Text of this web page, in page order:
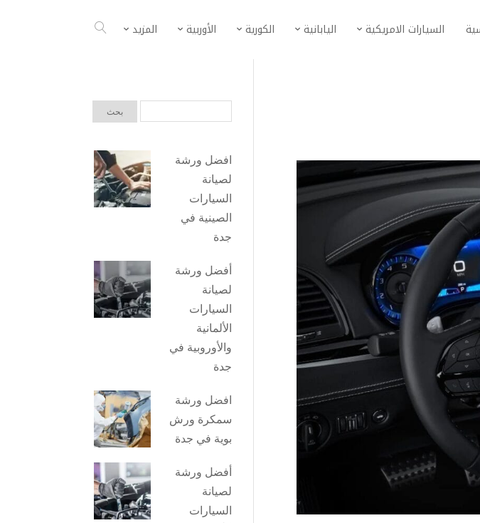
السيارات الامريكية اليابانية الكورية الأوربية المزيد
افضل ورشة
لصيانة
السيارات
الصينية في
جدة
أفضل ورشة
لصيانة
السيارات
الألمانية
والأوروبية في
جدة
افضل ورشة
سمكرة ورش
بوية في جدة
أفضل ورشة
لصيانة
السيارات